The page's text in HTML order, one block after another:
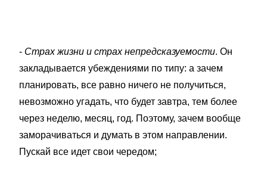
- Страх жизни и страх непредсказуемости. Он
закладывается убеждениями по типу: а зачем
планировать, все равно ничего не получиться,
невозможно угадать, что будет завтра, тем более
через неделю, месяц, год. Поэтому, зачем вообще
заморачиваться и думать в этом направлении.
Пускай все идет свои чередом;